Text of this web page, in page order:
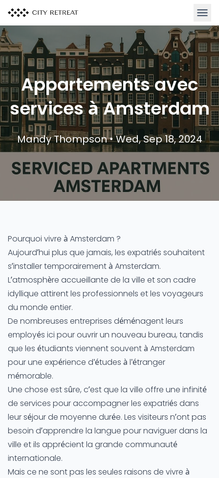
Appartements avec
services à Amsterdam
Mandy Thompson • Wed, Sep 18, 2024
Pourquoi vivre à Amsterdam ?
Aujourd’hui plus que jamais, les expatriés souhaitent
s’installer temporairement à Amsterdam.
L’atmosphère accueillante de la ville et son cadre
idyllique attirent les professionnels et les voyageurs
du monde entier.
De nombreuses entreprises déménagent leurs
employés ici pour ouvrir un nouveau bureau, tandis
que les étudiants viennent souvent à Amsterdam
pour une expérience d'études à l'étranger
mémorable.
Une chose est sûre, c’est que la ville offre une infinité
de services pour accompagner les expatriés dans
leur séjour de moyenne durée. Les visiteurs n’ont pas
besoin d’apprendre la langue pour naviguer dans la
ville et ils apprécient la grande communauté
internationale.
Mais ce ne sont pas les seules raisons de vivre à